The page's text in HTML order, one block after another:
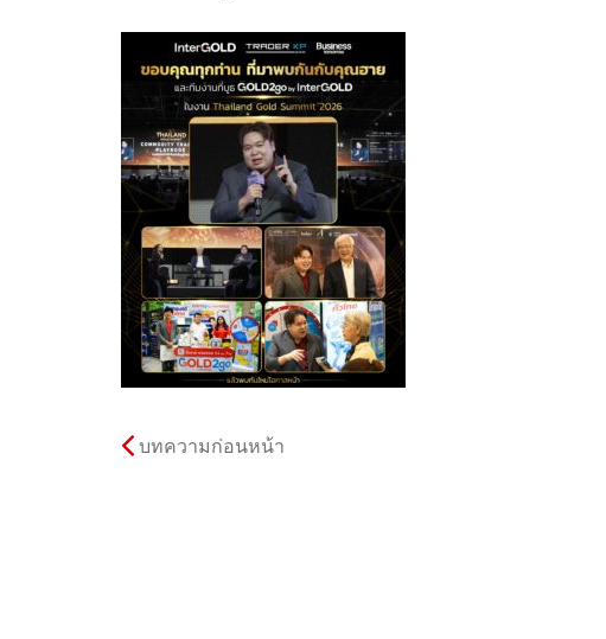
บทความก่อนหน้า